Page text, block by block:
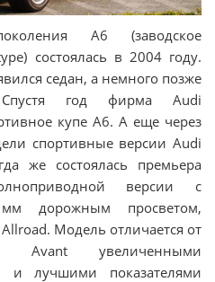
А6 (заводское
состоялась в 2004 году.
седан, а немного позже
год фирма Audi
купе А6. А еще через
спортивные версии Audi
же состоялась премьера
версии с
дорожным просветом,
Модель отличается от
Avant увеличенными
и лучшими показателями